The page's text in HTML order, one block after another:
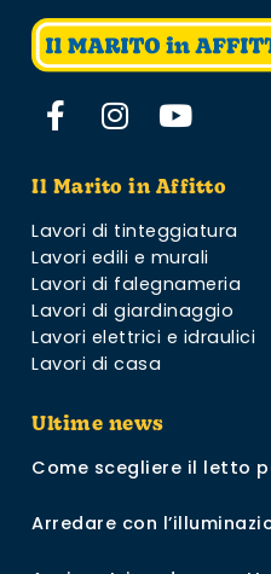
Il Marito in Affitto
Lavori di tinteggiatura
Lavori edili e murali
Lavori di falegnameria
Lavori di giardinaggio
Lavori elettrici e idraulici
Lavori di casa
Ultime news
Come scegliere il letto
Arredare con